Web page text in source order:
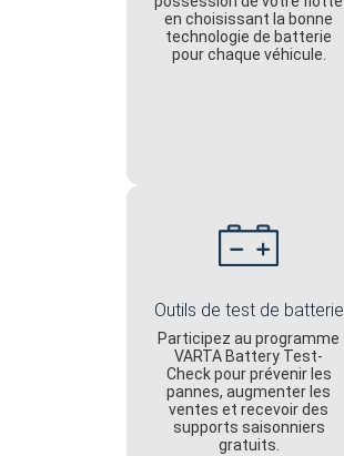
en choisissant la bonne
technologie de batterie
pour chaque véhicule.
Outils de test de batterie
Participez au programme
VARTA Battery Test-
Check pour prévenir les
pannes, augmenter les
ventes et recevoir des
supports saisonniers
gratuits.